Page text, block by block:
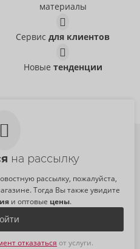
Размер:100 ml
Bonnie Blue Zero Miles
50075850000
РРЦ: 84,95 €
материалы
Сервисдля клиентов
Новые тенденции
на рассылку
рассылку, пожалуйста,
Тогда Вы также увидите
и оптовые цены.
отказаться от услуги.